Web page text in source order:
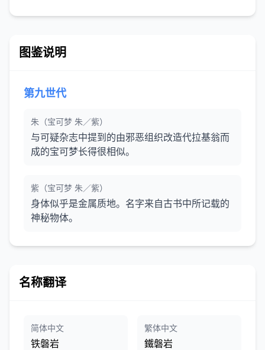
图鉴说明
第九世代
朱（宝可梦 朱／紫）
与可疑杂志中提到的由邪恶组织改造代拉基翁而
成的宝可梦长得很相似。
紫（宝可梦 朱／紫）
身体似乎是金属质地。名字来自古书中所记载的
神秘物体。
名称翻译
简体中文
铁磐岩
繁体中文
鐵磐岩